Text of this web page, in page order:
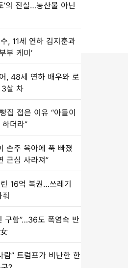
’의 진실…농산물 아닌
수, 11세 연하 김지훈과
부 케미’
, 48세 연하 배우와 로
살 차
집 접은 이유 “아들이
더라”
손주 육아에 푹 빠졌
근심 사라져”
린 16억 복권…쓰레기
구함”…36도 폭염속 반
람” 트럼프가 비난한 한